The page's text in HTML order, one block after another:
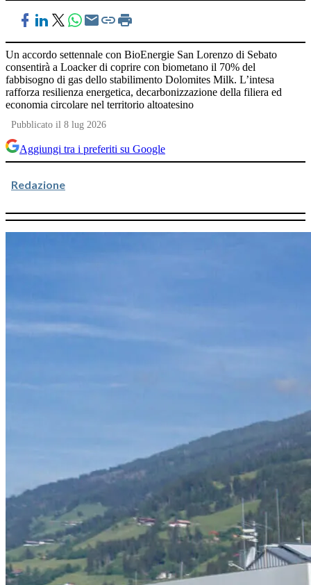
Un accordo settennale con BioEnergie San Lorenzo di Sebato
consentirà a Loacker di coprire con biometano il 70% del
fabbisogno di gas dello stabilimento Dolomites Milk. L’intesa
rafforza resilienza energetica, decarbonizzazione della filiera ed
economia circolare nel territorio altoatesino
Pubblicato il 8 lug 2026
Aggiungi tra i preferiti su Google
Redazione